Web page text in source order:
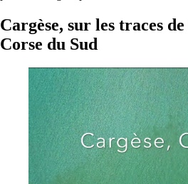
Cargèse, sur les traces
Corse du Sud